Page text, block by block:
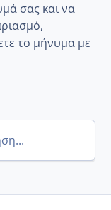
σας και να
το μήνυμα με